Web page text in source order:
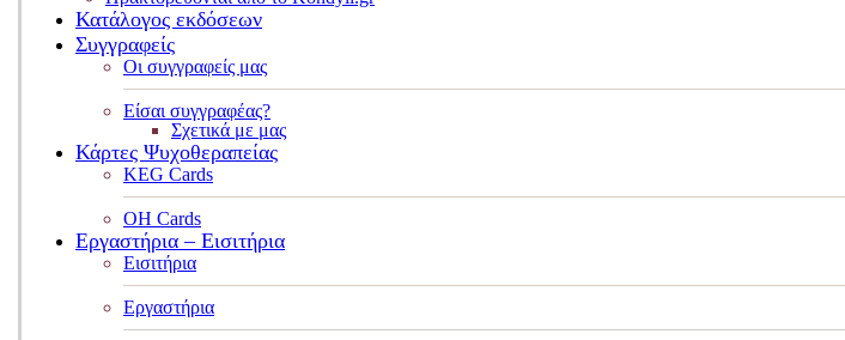
Κατάλογος εκδόσεων
Συγγραφείς
Οι συγγραφείς μας
Είσαι συγγραφέας?
Σχετικά με μας
Κάρτες Ψυχοθεραπείας
KEG Cards
OH Cards
Εργαστήρια – Εισιτήρια
Εισιτήρια
Εργαστήρια